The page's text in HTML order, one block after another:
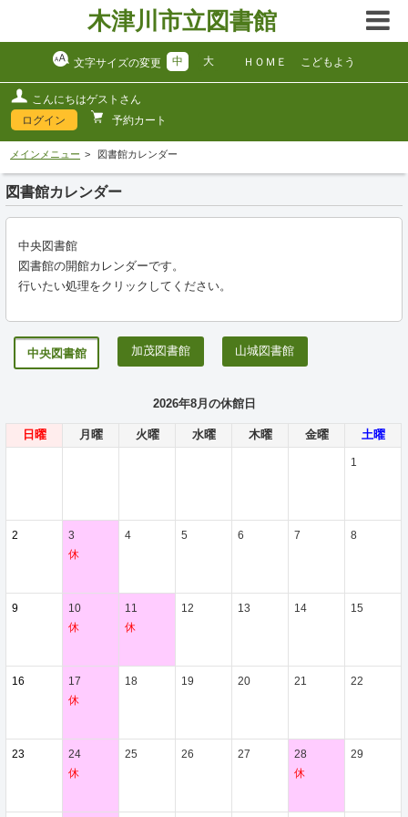
木津川市立図書館
文字サイズの変更 中 大 ＨＯＭＥ こどもよう
こんにちはゲストさん
ログイン
予約カート
メインメニュー 図書館カレンダー
図書館カレンダー
中央図書館
図書館の開館カレンダーです。
行いたい処理をクリックしてください。
中央図書館 加茂図書館 山城図書館
2026年8月の休館日
日曜 月曜 火曜 水曜 木曜 金曜 土曜
1
2
3
休
4 5 6 7 8
9
10
休
11
休
12 13 14 15
16
17
休
18 19 20 21 22
23
24
休
25 26 27
28
休
29